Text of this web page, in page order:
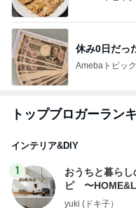
休み0日だっ
Amebaトピッ
トップブロガーラン
インテリア&DIY
1
おうちと暮らし
ピ 〜
yuki (ドキ子）